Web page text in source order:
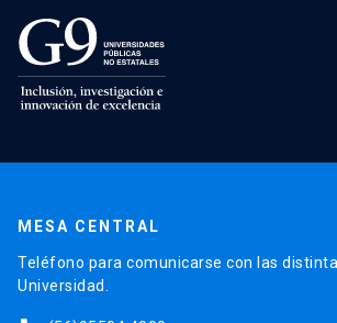
MESA CENTRAL
Teléfono para comunicarse con las
Universidad.